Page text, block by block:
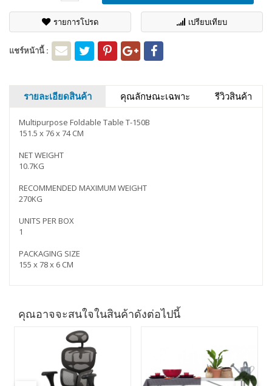
รายการโปรด เปรียบเทียบ
แชร์หน้านี้ :
รายละเอียดสินค้า คุณลักษณะเฉพาะ รีวิวสินค้า
Multipurpose Foldable Table T-150B
151.5 x 76 x 74 CM
NET WEIGHT
10.7KG
RECOMMENDED MAXIMUM WEIGHT
270KG
UNITS PER BOX
1
PACKAGING SIZE
155 x 78 x 6 CM
คุณอาจจะสนใจในสินค้าดังต่อไปนี้